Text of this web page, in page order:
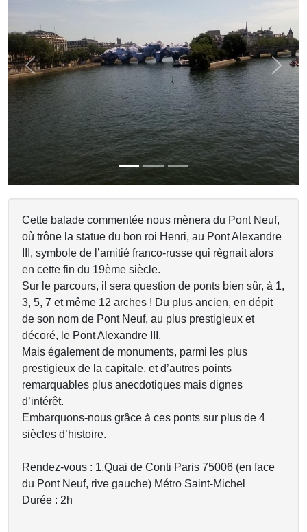
Previous Next
Cette balade commentée nous mènera du Pont Neuf,
où trône la statue du bon roi Henri, au Pont Alexandre
III, symbole de l’amitié franco-russe qui règnait alors
en cette fin du 19ème siècle.
Sur le parcours, il sera question de ponts bien sûr, à 1,
3, 5, 7 et même 12 arches ! Du plus ancien, en dépit
de son nom de Pont Neuf, au plus prestigieux et
décoré, le Pont Alexandre III.
Mais également de monuments, parmi les plus
prestigieux de la capitale, et d’autres points
remarquables plus anecdotiques mais dignes
d’intérêt.
Embarquons-nous grâce à ces ponts sur plus de 4
siècles d’histoire.
Rendez-vous : 1,Quai de Conti Paris 75006 (en face
du Pont Neuf, rive gauche) Métro Saint-Michel
Durée : 2h